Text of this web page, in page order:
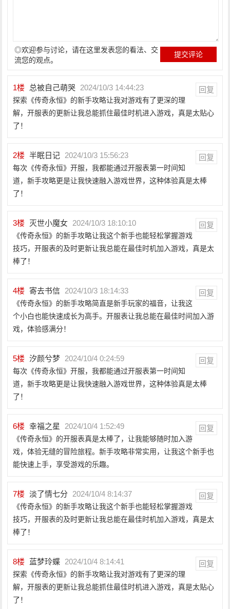
◎欢迎参与讨论，请在这里发表您的看法、交
流您的观点。
1楼 总被自己萌哭 2024/10/3 14:44:23 回复
探索《传奇永恒》的新手攻略让我对游戏有了更深的理
解，开服表的更新让我总能抓住最佳时机进入游戏，真是太贴心
了！
2楼 半眠日记 2024/10/3 15:56:23 回复
每次《传奇永恒》开服，我都能通过开服表第一时间知
道，新手攻略更是让我快速融入游戏世界，这种体验真是太棒
了！
3楼 灭世小魔女 2024/10/3 18:10:10 回复
《传奇永恒》的新手攻略让我这个新手也能轻松掌握游戏
技巧，开服表的及时更新让我总能在最佳时机加入游戏，真是太
棒了！
4楼 寄去书信 2024/10/3 18:14:33 回复
《传奇永恒》的新手攻略简直是新手玩家的福音，让我这
个小白也能快速成长为高手。开服表让我总能在最佳时间加入游
戏，体验感满分！
5楼 汐颜兮梦 2024/10/4 0:24:59 回复
每次《传奇永恒》开服，我都能通过开服表第一时间知
道，新手攻略更是让我快速融入游戏世界，这种体验真是太棒
了！
6楼 幸福之星 2024/10/4 1:52:49 回复
《传奇永恒》的开服表真是太棒了，让我能够随时加入游
戏，体验无缝的冒险旅程。新手攻略非常实用，让我这个新手也
能快速上手，享受游戏的乐趣。
7楼 淡了情七分 2024/10/4 8:14:37 回复
《传奇永恒》的新手攻略让我这个新手也能轻松掌握游戏
技巧，开服表的及时更新让我总能在最佳时机加入游戏，真是太
棒了！
8楼 蓝梦玲蝶 2024/10/4 8:14:41 回复
探索《传奇永恒》的新手攻略让我对游戏有了更深的理
解，开服表的更新让我总能抓住最佳时机进入游戏，真是太贴心
了！